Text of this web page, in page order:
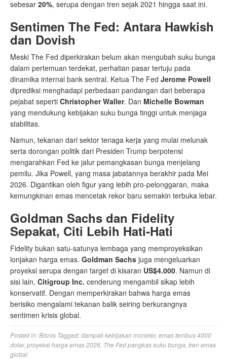
sebesar 20%, serupa dengan tren sejak 2021 hingga saat ini.
Sentimen The Fed: Antara Hawkish
dan Dovish
Meski The Fed diperkirakan belum akan mengubah suku bunga
dalam pertemuan terdekat, perhatian pasar tertuju pada
dinamika internal bank sentral. Ketua The Fed Jerome Powell
diprediksi menghadapi perbedaan pandangan dari beberapa
pejabat seperti Christopher Waller. Dan Michelle Bowman
yang mendukung kebijakan suku bunga tinggi untuk menjaga
stabilitas.
Namun, tekanan dari sektor tenaga kerja yang mulai melunak
serta dorongan politik dari Presiden Trump berpotensi
mengarahkan Fed ke jalur pemangkasan bunga menjelang
pemilu. Jika Powell, yang masa jabatannya berakhir pada Mei
2026. Digantikan oleh figur yang lebih pro-pelonggaran, maka
kemungkinan emas mencetak rekor baru semakin terbuka lebar.
Goldman Sachs dan Fidelity
Sepakat, Citi Lebih Hati-Hati
Fidelity bukan satu-satunya lembaga yang memproyeksikan
lonjakan harga emas. Goldman Sachs juga mengeluarkan
proyeksi serupa dengan target di kisaran US$4.000. Namun di
sisi lain, Citigroup Inc. cenderung mengambil sikap lebih
konservatif. Dengan memperkirakan bahwa harga emas
berisiko mengalami tekanan balik seiring berkurangnya
sentimen krisis global.
Posted in:Bisnis Tagged:dampak kebijakan moneter, emas tembus 4000
dolar, proyeksi harga emas 2026 The Fed pangkas suku bunga tren emas
global